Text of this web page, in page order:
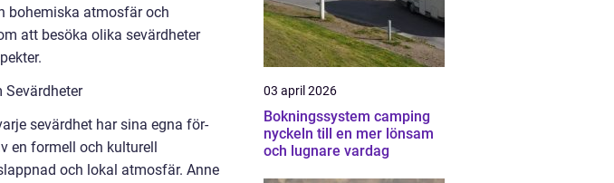
bohemiska atmosfär och
att besöka olika sevärdheter
Sevärdheter
sevärdhet har sina egna för-
en formell och kulturell
och lokal atmosfär. Anne
03 april 2026
Bokningssystem camping
nyckeln till en mer lönsam
och lugnare vardag